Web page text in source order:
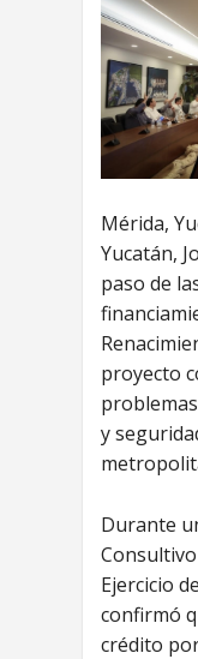
Mérida,
Yucatán,
paso de
proyecto
y
Durante
Ejercicio
confirmó
crédito